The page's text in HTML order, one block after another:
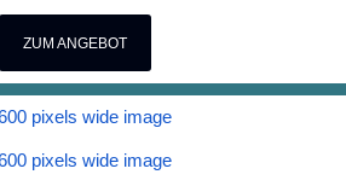
ZUM ANGEBOT